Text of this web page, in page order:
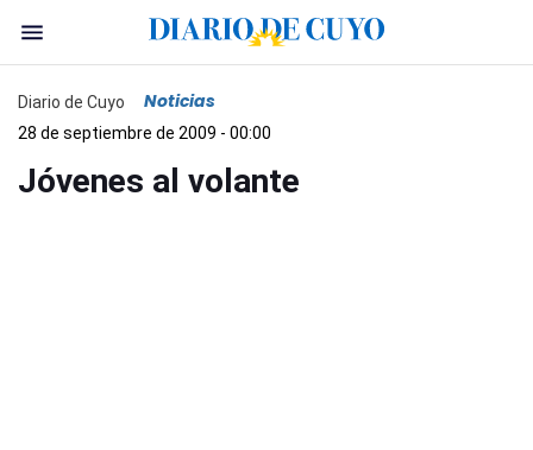
Diario de Cuyo Noticias
28 de septiembre de 2009 - 00:00
Jóvenes al volante